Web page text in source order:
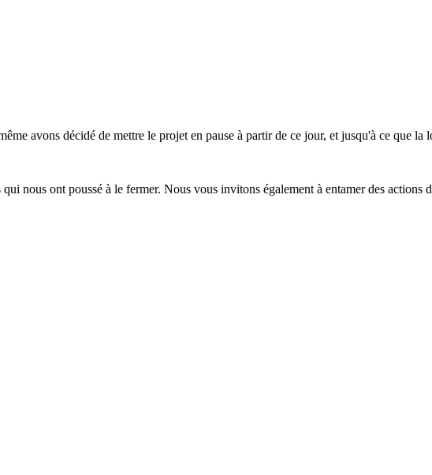
avons décidé de mettre le projet en pause à partir de ce jour, et jusqu'à ce que la
nous ont poussé à le fermer. Nous vous invitons également à entamer des actions